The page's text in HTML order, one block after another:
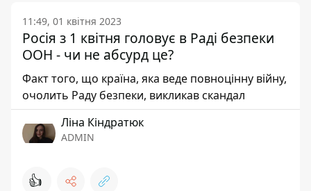
11:49, 01 квітня 2023
Росія з 1 квітня головує в Раді безпеки
ООН - чи не абсурд це?
Факт того, що країна, яка веде повноцінну війну,
очолить Раду безпеки, викликав скандал
Ліна Кіндратюк
ADMIN
👍